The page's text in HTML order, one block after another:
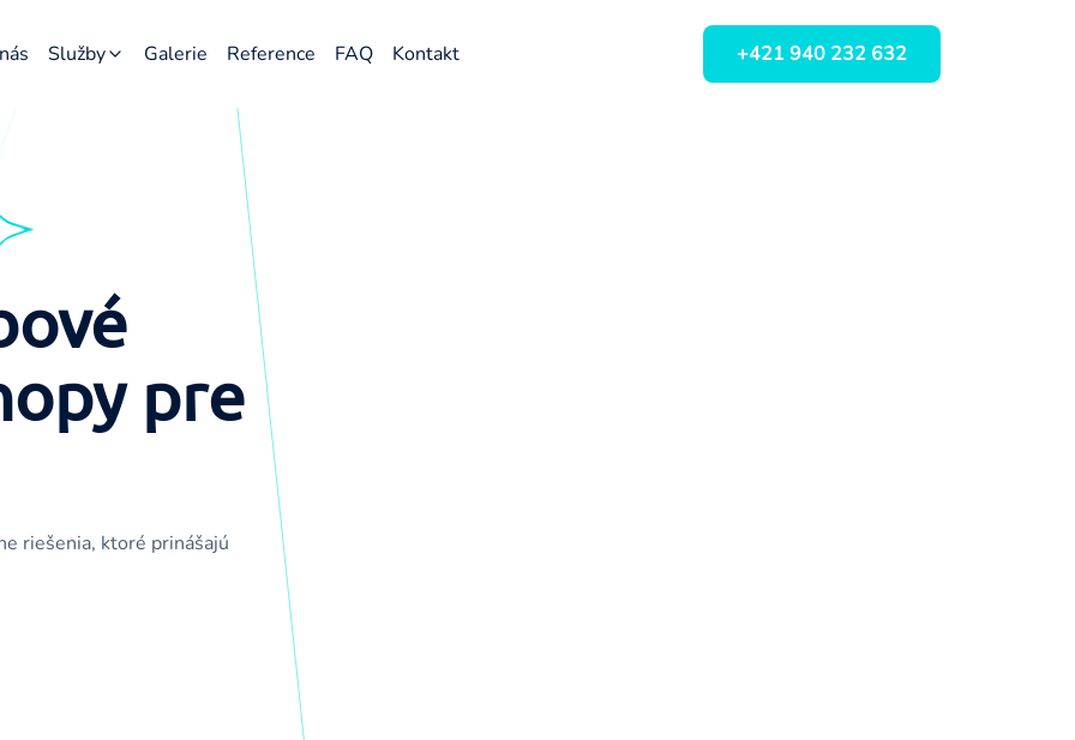
Služby Galerie Reference FAQ Kontakt +421 940 232 632
pre
riešenia, ktoré prinášajú